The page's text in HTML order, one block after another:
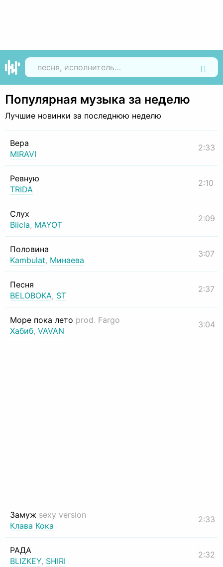
Популярная музыка за неделю
Лучшие новинки за последнюю неделю
Вера
MIRAVI
2:33
Ревную
TRIDA
2:10
Слух
Biicla, MAYOT
2:09
Половина
Kambulat, Минаева
3:07
Песня
BELOBOKA, ST
2:37
Море пока лето prod. Fargo
Хабиб, VAVAN
3:04
Замуж sexy version
Клава Кока
2:33
РАДА
BLIZKEY, SHIRI
2:32